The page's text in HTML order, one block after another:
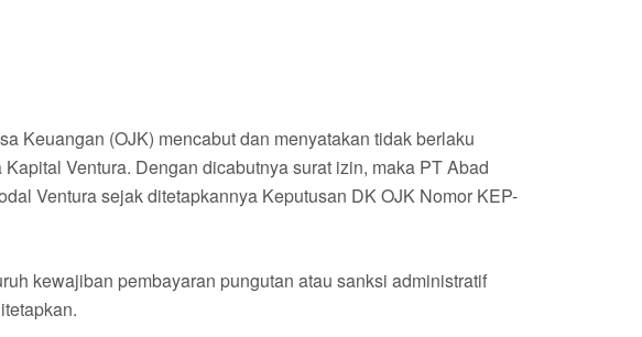
Keuangan (OJK) mencabut dan menyatakan tidak berlaku
Ventura. Dengan dicabutnya surat izin, maka PT Abad
Ventura sejak ditetapkannya Keputusan DK OJK Nomor KEP-
kewajiban pembayaran pungutan atau sanksi administratif